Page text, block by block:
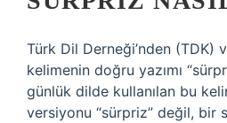
Türk Dil Derneği’nden (TDK)
kelimenin doğru yazımı
günlük dilde kullanılan bu
versiyonu “sürpriz” değil, bir